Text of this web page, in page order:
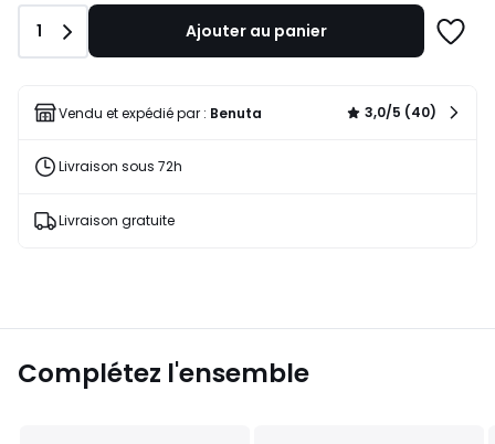
Quantité
1 Ajouter au panier
liste
Vendu et expédié par : Benuta 3,0/5 (40)
Livraison sous 72h
Livraison gratuite
Complétez l'ensemble